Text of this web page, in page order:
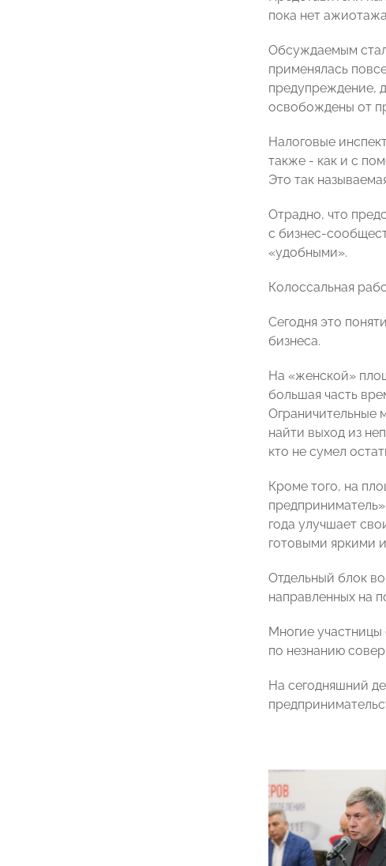
пока нет
Обсуждаемым
применялась
предупреждение,
освобождены от
Налоговые
также - как и с
Это так
Отрадно, что
с бизнес-
«удобными».
Колоссальная
Сегодня это
бизнеса.⠀
На «женской»
большая часть
Ограничительные
найти выход из
кто не сумел
Кроме того, на
года улучшает
готовыми яркими
Отдельный блок
направленных на
Многие
по незнанию
На сегодняшний